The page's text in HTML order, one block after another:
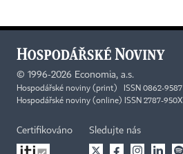
© 1996-2026 Economia, a.s.
Hospodářské noviny (print) ISSN 0862-9587
Hospodářské noviny (online) ISSN 2787-950X
Certifikováno Sledujte nás